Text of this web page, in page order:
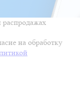
на обработку